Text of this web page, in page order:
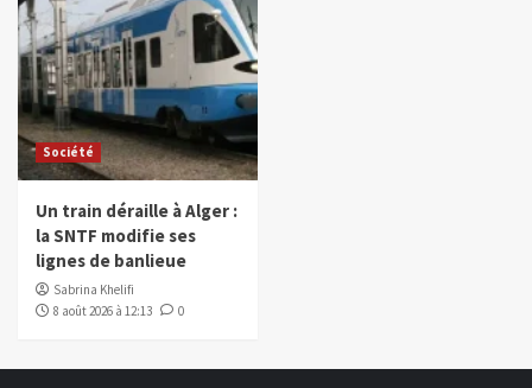
Société
Un train déraille à Alger :
la SNTF modifie ses
lignes de banlieue
Sabrina Khelifi
8 août 2026 à 12:13
0